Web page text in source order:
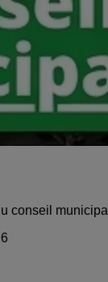
conseil municipal